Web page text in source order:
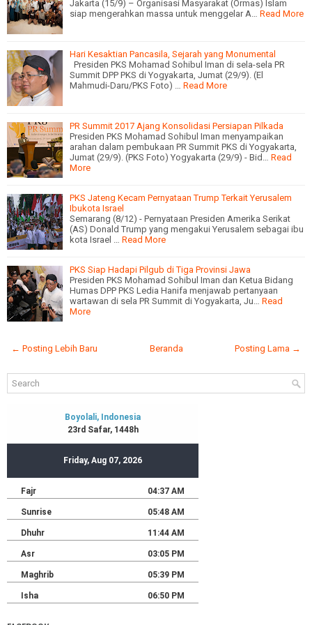
Jakarta (15/9) – Organisasi Masyarakat (Ormas) Islam
siap mengerahkan massa untuk menggelar A… Read More
Hari Kesaktian Pancasila, Sejarah yang Monumental
Presiden PKS Mohamad Sohibul Iman di sela-sela PR
Summit DPP PKS di Yogyakarta, Jumat (29/9). (El
Mahmudi-Daru/PKS Foto) … Read More
PR Summit 2017 Ajang Konsolidasi Persiapan Pilkada
Presiden PKS Mohamad Sohibul Iman menyampaikan
arahan dalam pembukaan PR Summit PKS di Yogyakarta,
Jumat (29/9). (PKS Foto) Yogyakarta (29/9) - Bid… Read
More
PKS Jateng Kecam Pernyataan Trump Terkait Yerusalem
Ibukota Israel
Semarang (8/12) - Pernyataan Presiden Amerika Serikat
(AS) Donald Trump yang mengakui Yerusalem sebagai ibu
kota Israel … Read More
PKS Siap Hadapi Pilgub di Tiga Provinsi Jawa
Presiden PKS Mohamad Sohibul Iman dan Ketua Bidang
Humas DPP PKS Ledia Hanifa menjawab pertanyaan
wartawan di sela PR Summit di Yogyakarta, Ju… Read
More
← Posting Lebih Baru Posting Lama →
Beranda